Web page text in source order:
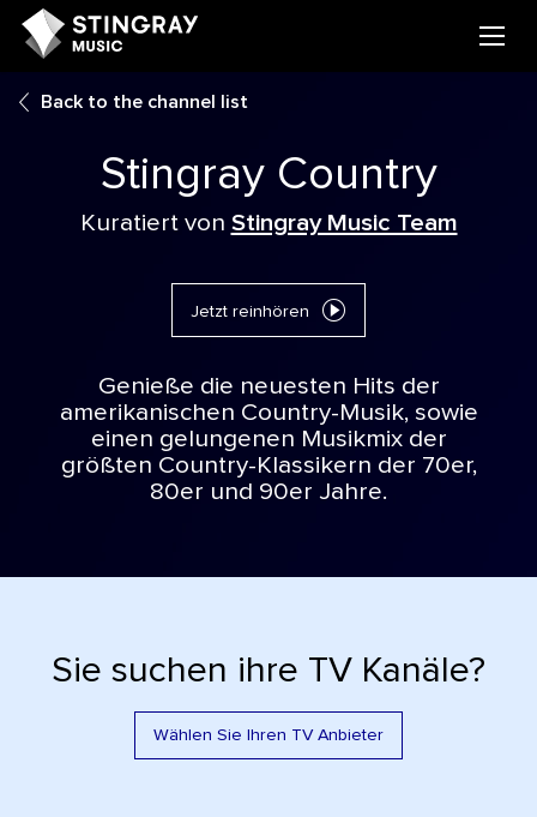
Back to the channel list
Stingray Country
Kuratiert von Stingray Music Team
Jetzt reinhören
Genieße die neuesten Hits der
amerikanischen Country-Musik, sowie
einen gelungenen Musikmix der
größten Country-Klassikern der 70er,
80er und 90er Jahre.
Sie suchen ihre TV Kanäle?
Wählen Sie Ihren TV Anbieter